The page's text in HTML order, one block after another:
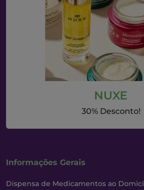
NUXE
30% Desconto!
Informações Gerais
Dispensa de Medicamentos ao